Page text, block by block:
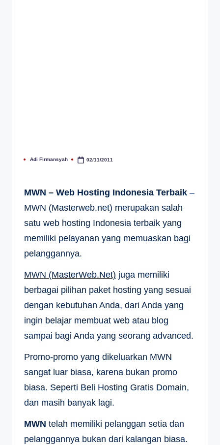
Posted
Adi Firmansyah 02/11/2011
MWN – Web Hosting Indonesia Terbaik –
MWN (Masterweb.net) merupakan salah
satu web hosting Indonesia terbaik yang
memiliki pelayanan yang memuaskan bagi
pelanggannya.
MWN (MasterWeb.Net) juga memiliki
berbagai pilihan paket hosting yang sesuai
dengan kebutuhan Anda, dari Anda yang
ingin belajar membuat web atau blog
sampai bagi Anda yang seorang advanced.
Promo-promo yang dikeluarkan MWN
sangat luar biasa, karena bukan promo
biasa. Seperti Beli Hosting Gratis Domain,
dan masih banyak lagi.
MWN telah memiliki pelanggan setia dan
pelanggannya bukan dari kalangan biasa.